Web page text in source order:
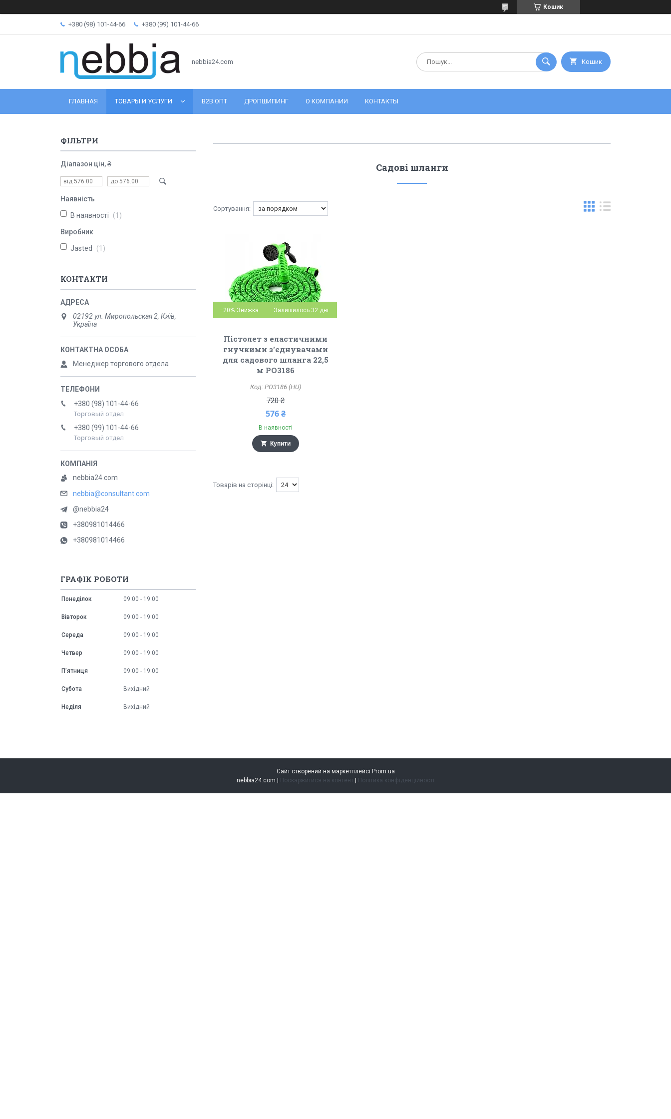
Кошик
+380 (98) 101-44-66 +380 (99) 101-44-66
nebbia24.com Кошик
ГЛАВНАЯ ТОВАРЫ И УСЛУГИ B2B ОПТ ДРОПШИПИНГ О КОМПАНИИ КОНТАКТЫ
Садові шланги
–20% Залишилось 32 дні
Пістолет з еластичними
гнучкими з'єднувачами
для садового шланга 22,5
м PO3186
PO3186 (HU)
720 ₴
576 ₴
В наявності
Купити
ФІЛЬТРИ
Діапазон цін, ₴
Наявність
В наявності 1
Виробник
Jasted 1
КОНТАКТИ
02192 ул. Миропольская 2, Київ,
Україна
Менеджер торгового отдела
+380 (98) 101-44-66
Торговый отдел
+380 (99) 101-44-66
Торговый отдел
nebbia24.com
nebbia@consultant.com
@nebbia24
+380981014466
+380981014466
ГРАФІК РОБОТИ
Понеділок 09:00 19:00
Вівторок 09:00 19:00
Середа 09:00 19:00
Четвер 09:00 19:00
Пʼятниця 09:00 19:00
Субота Вихідний
Неділя Вихідний
Сайт створений на маркетплейсі Prom.ua
Поскаржитися на контент Політика конфіденційності